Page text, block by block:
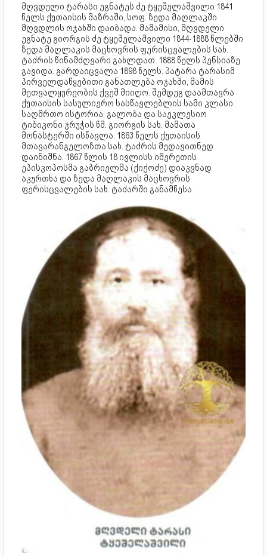
მღვდელი ტარასი ეგნატეს ძე ტყეშელაშვილი 1841
წელს ქუთაისის მაზრაში, სოფ. ზედა მაღლაკში
მღვდლის ოჯახში დაიბადა. მამამისი, მღვდელი
ეგნატე გიორგის ძე ტყეშელაშვილი 1844-1888 წლებში
ზედა მაღლაკის მაცხოვრის ფერისცვალების სახ.
ტაძრის წინამძღვარი გახლდათ. 1888 წელს პენსიაზე
გავიდა. გარდაიცვალა 1898 წელს. პატარა ტარასიმ
პირველდაწყებითი განათლება ოჯახში, მამის
მეთვალყურეობის ქვეშ მიიღო. შემდეგ დაამთავრა
ქუთაისის სასულიერო სასწავლებლის სამი კლასი.
საღმრთო ისტორია, გალობა და საეკლესიო
ტიბიკონი ჯრუჭის წმ. გიორგის სახ. მამათა
მონასტერში ისწავლა. 1863 წელს ქუთაისის
მთავარანგელოზთა სახ. ტაძრის მედავითნედ
დაინიშნა. 1867 წლის 18 ივლისს იმერეთის
ეპისკოპოსმა გაბრიელმა (ქიქოძე) დიაკვნად
აკურთხა და ზედა მაღლაკის მაცხოვრის
ფერისცვალების სახ. ტაძარში განამწესა.